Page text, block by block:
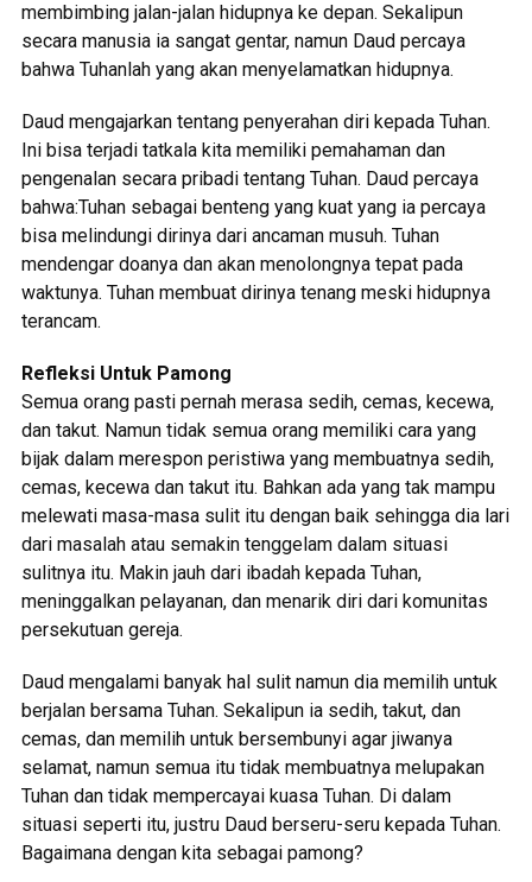
membimbing jalan-jalan hidupnya ke depan. Sekalipun
secara manusia ia sangat gentar, namun Daud percaya
bahwa Tuhanlah yang akan menyelamatkan hidupnya.
Daud mengajarkan tentang penyerahan diri kepada Tuhan.
Ini bisa terjadi tatkala kita memiliki pemahaman dan
pengenalan secara pribadi tentang Tuhan. Daud percaya
bahwa:Tuhan sebagai benteng yang kuat yang ia percaya
bisa melindungi dirinya dari ancaman musuh. Tuhan
mendengar doanya dan akan menolongnya tepat pada
waktunya. Tuhan membuat dirinya tenang meski hidupnya
terancam.
Refleksi Untuk Pamong
Semua orang pasti pernah merasa sedih, cemas, kecewa,
dan takut. Namun tidak semua orang memiliki cara yang
bijak dalam merespon peristiwa yang membuatnya sedih,
cemas, kecewa dan takut itu. Bahkan ada yang tak mampu
melewati masa-masa sulit itu dengan baik sehingga dia lari
dari masalah atau semakin tenggelam dalam situasi
sulitnya itu. Makin jauh dari ibadah kepada Tuhan,
meninggalkan pelayanan, dan menarik diri dari komunitas
persekutuan gereja.
Daud mengalami banyak hal sulit namun dia memilih untuk
berjalan bersama Tuhan. Sekalipun ia sedih, takut, dan
cemas, dan memilih untuk bersembunyi agar jiwanya
selamat, namun semua itu tidak membuatnya melupakan
Tuhan dan tidak mempercayai kuasa Tuhan. Di dalam
situasi seperti itu, justru Daud berseru-seru kepada Tuhan.
Bagaimana dengan kita sebagai pamong?